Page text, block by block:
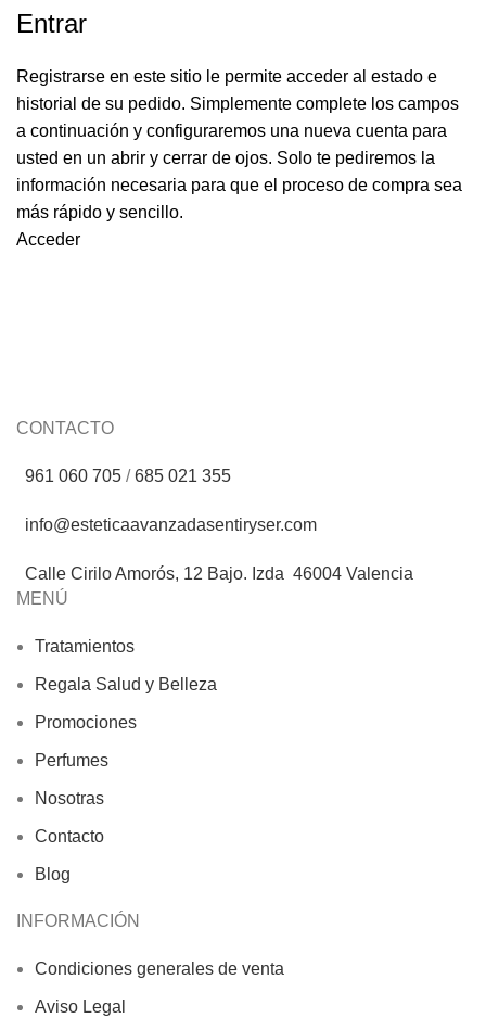
Entrar
Registrarse en este sitio le permite acceder al estado e
historial de su pedido. Simplemente complete los campos
a continuación y configuraremos una nueva cuenta para
usted en un abrir y cerrar de ojos. Solo te pediremos la
información necesaria para que el proceso de compra sea
más rápido y sencillo.
Acceder
CONTACTO
961 060 705 /685 021 355
info@esteticaavanzadasentiryser.com
Calle Cirilo Amorós, 12 Bajo. Izda 46004 Valencia
MENÚ
Tratamientos
Regala Salud y Belleza
Promociones
Perfumes
Nosotras
Contacto
Blog
INFORMACIÓN
Condiciones generales de venta
Aviso Legal